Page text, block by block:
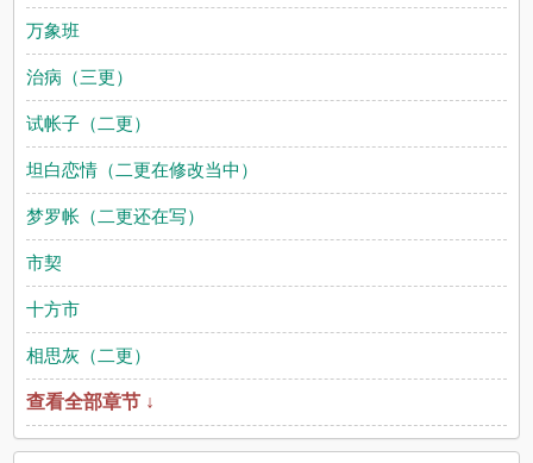
万象班
治病（三更）
试帐子（二更）
坦白恋情（二更在修改当中）
梦罗帐（二更还在写）
市契
十方市
相思灰（二更）
查看全部章节 ↓